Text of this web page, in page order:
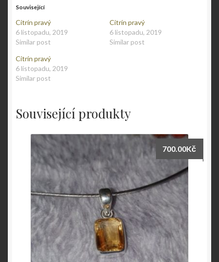
Související
Citrín pravý
6 listopadu, 2019
Similar post
Citrín pravý
6 listopadu, 2019
Similar post
Citrín pravý
6 listopadu, 2019
Similar post
Související produkty
700.00Kč